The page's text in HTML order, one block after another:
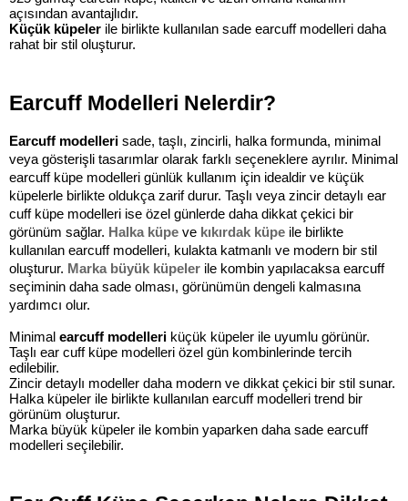
açısından avantajlıdır.
Küçük küpeler ile birlikte kullanılan sade earcuff modelleri daha
rahat bir stil oluşturur.
Earcuff Modelleri Nelerdir?
Earcuff modelleri sade, taşlı, zincirli, halka formunda, minimal
veya gösterişli tasarımlar olarak farklı seçeneklere ayrılır. Minimal
earcuff küpe modelleri günlük kullanım için idealdir ve küçük
küpelerle birlikte oldukça zarif durur. Taşlı veya zincir detaylı ear
cuff küpe modelleri ise özel günlerde daha dikkat çekici bir
görünüm sağlar. Halka küpe ve kıkırdak küpe ile birlikte
kullanılan earcuff modelleri, kulakta katmanlı ve modern bir stil
oluşturur. Marka büyük küpeler ile kombin yapılacaksa earcuff
seçiminin daha sade olması, görünümün dengeli kalmasına
yardımcı olur.
Minimal earcuff modelleri küçük küpeler ile uyumlu görünür.
Taşlı ear cuff küpe modelleri özel gün kombinlerinde tercih
edilebilir.
Zincir detaylı modeller daha modern ve dikkat çekici bir stil sunar.
Halka küpeler ile birlikte kullanılan earcuff modelleri trend bir
görünüm oluşturur.
Marka büyük küpeler ile kombin yaparken daha sade earcuff
modelleri seçilebilir.